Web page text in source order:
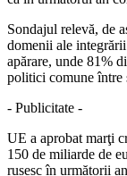
Sondajul relevă, de
domenii ale
apărare, unde 81%
politici comune între
- Publicitate -
UE a aprobat marţi
150 de miliarde de
rusesc în următorii